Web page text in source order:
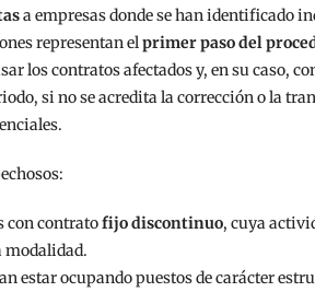
a empresas donde se han identificado
representan elprimer paso del
los contratos afectados y, en su caso,
si no se acredita la corrección o la
con contratofijo discontinuo, cuya
modalidad.
estar ocupando puestos de carácter